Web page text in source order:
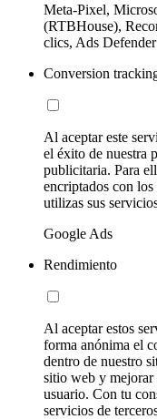
Meta-Pixel,
(RTBHouse),
clics, Ads Defender
Conversion
Al aceptar este
el éxito de nuestra
publicitaria. Para
encriptados con
utilizas sus
Google Ads
Rendimiento
Al aceptar estos
forma anónima el
dentro de nuestro
sitio web y mejorar
usuario. Con tu
servicios de